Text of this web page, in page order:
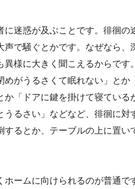
迷惑が及ぶことです。徘徊の
で騒ぐとかです。なぜなら、
様に大きく聞こえるからです
がうるさくて眠れない」とか
「ドアに鍵を掛けて寝ている
るさい」などなど、徘徊に対
るとか、テーブルの上に置い
ームに向けられるのが普通で